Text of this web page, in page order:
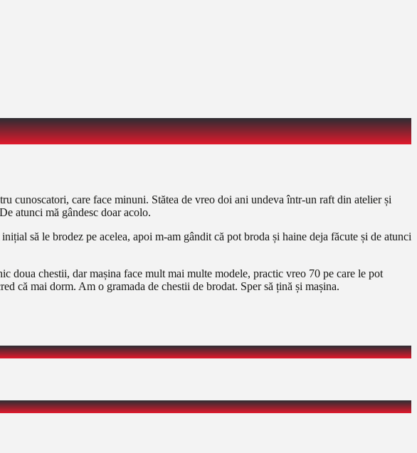
cunoscatori, care face minuni. Stătea de vreo doi ani undeva într-un raft din atelier și
atunci mă gândesc doar acolo.
să le brodez pe acelea, apoi m-am gândit că pot broda și haine deja făcute și de atunci
doua chestii, dar mașina face mult mai multe modele, practic vreo 70 pe care le pot
că mai dorm. Am o gramada de chestii de brodat. Sper să țină și mașina.